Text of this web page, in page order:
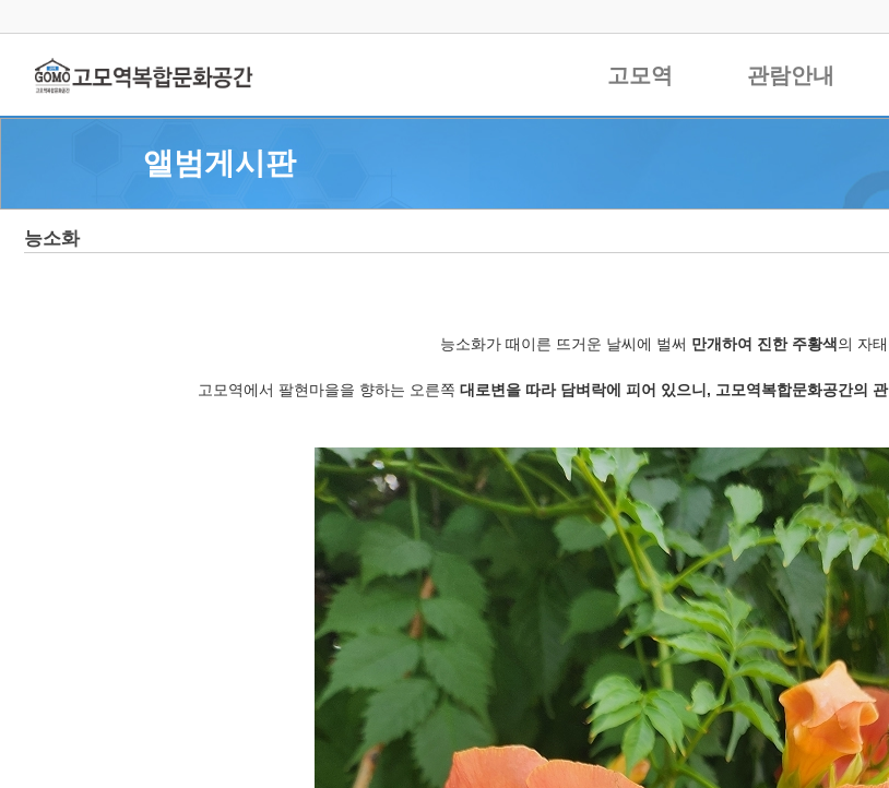
고모역 관람안내
앨범게시판
능소화
능소화가 때이른 뜨거운 날씨에 벌써 만개하여 진한 주황색의 자
고모역에서 팔현마을을 향하는 오른쪽 대로변을 따라 담벼락에 피어 있으니, 고모역복합문화공간의